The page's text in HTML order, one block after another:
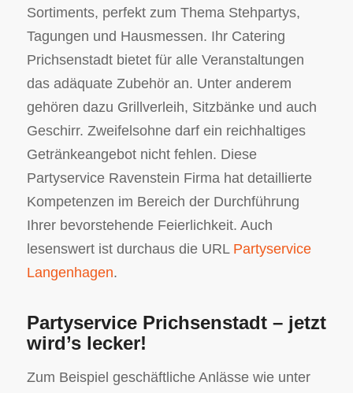
Sortiments, perfekt zum Thema Stehpartys,
Tagungen und Hausmessen. Ihr Catering
Prichsenstadt bietet für alle Veranstaltungen
das adäquate Zubehör an. Unter anderem
gehören dazu Grillverleih, Sitzbänke und auch
Geschirr. Zweifelsohne darf ein reichhaltiges
Getränkeangebot nicht fehlen. Diese
Partyservice Ravenstein Firma hat detaillierte
Kompetenzen im Bereich der Durchführung
Ihrer bevorstehende Feierlichkeit. Auch
lesenswert ist durchaus die URL Partyservice
Langenhagen.
Partyservice Prichsenstadt – jetzt
wird’s lecker!
Zum Beispiel geschäftliche Anlässe wie unter